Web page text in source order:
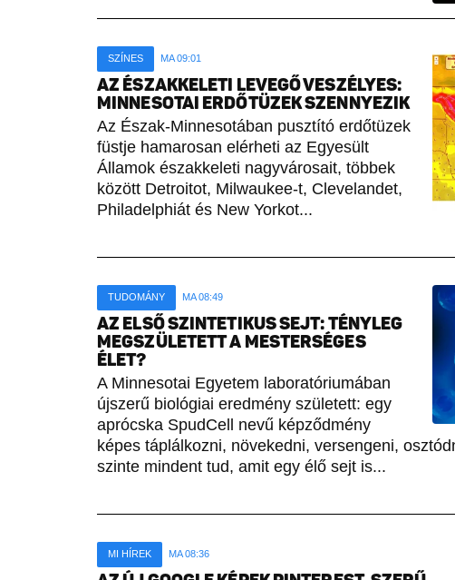
SZÍNES MA 09:01
AZ ÉSZAKKELETI LEVEGŐ VESZÉLYES:
MINNESOTAI ERDŐTÜZEK SZENNYEZIK
Az Észak-Minnesotában pusztító erdőtüzek
füstje hamarosan elérheti az Egyesült
Államok északkeleti nagyvárosait, többek
között Detroitot, Milwaukee-t, Clevelandet,
Philadelphiát és New Yorkot...
TUDOMÁNY MA 08:49
AZ ELSŐ SZINTETIKUS SEJT: TÉNYLEG
MEGSZÜLETETT A MESTERSÉGES
ÉLET?
A Minnesotai Egyetem laboratóriumában
újszerű biológiai eredmény született: egy
aprócska SpudCell nevű képződmény
képes táplálkozni, növekedni, versengeni,
szinte mindent tud, amit egy élő sejt is...
MI HÍREK MA 08:36